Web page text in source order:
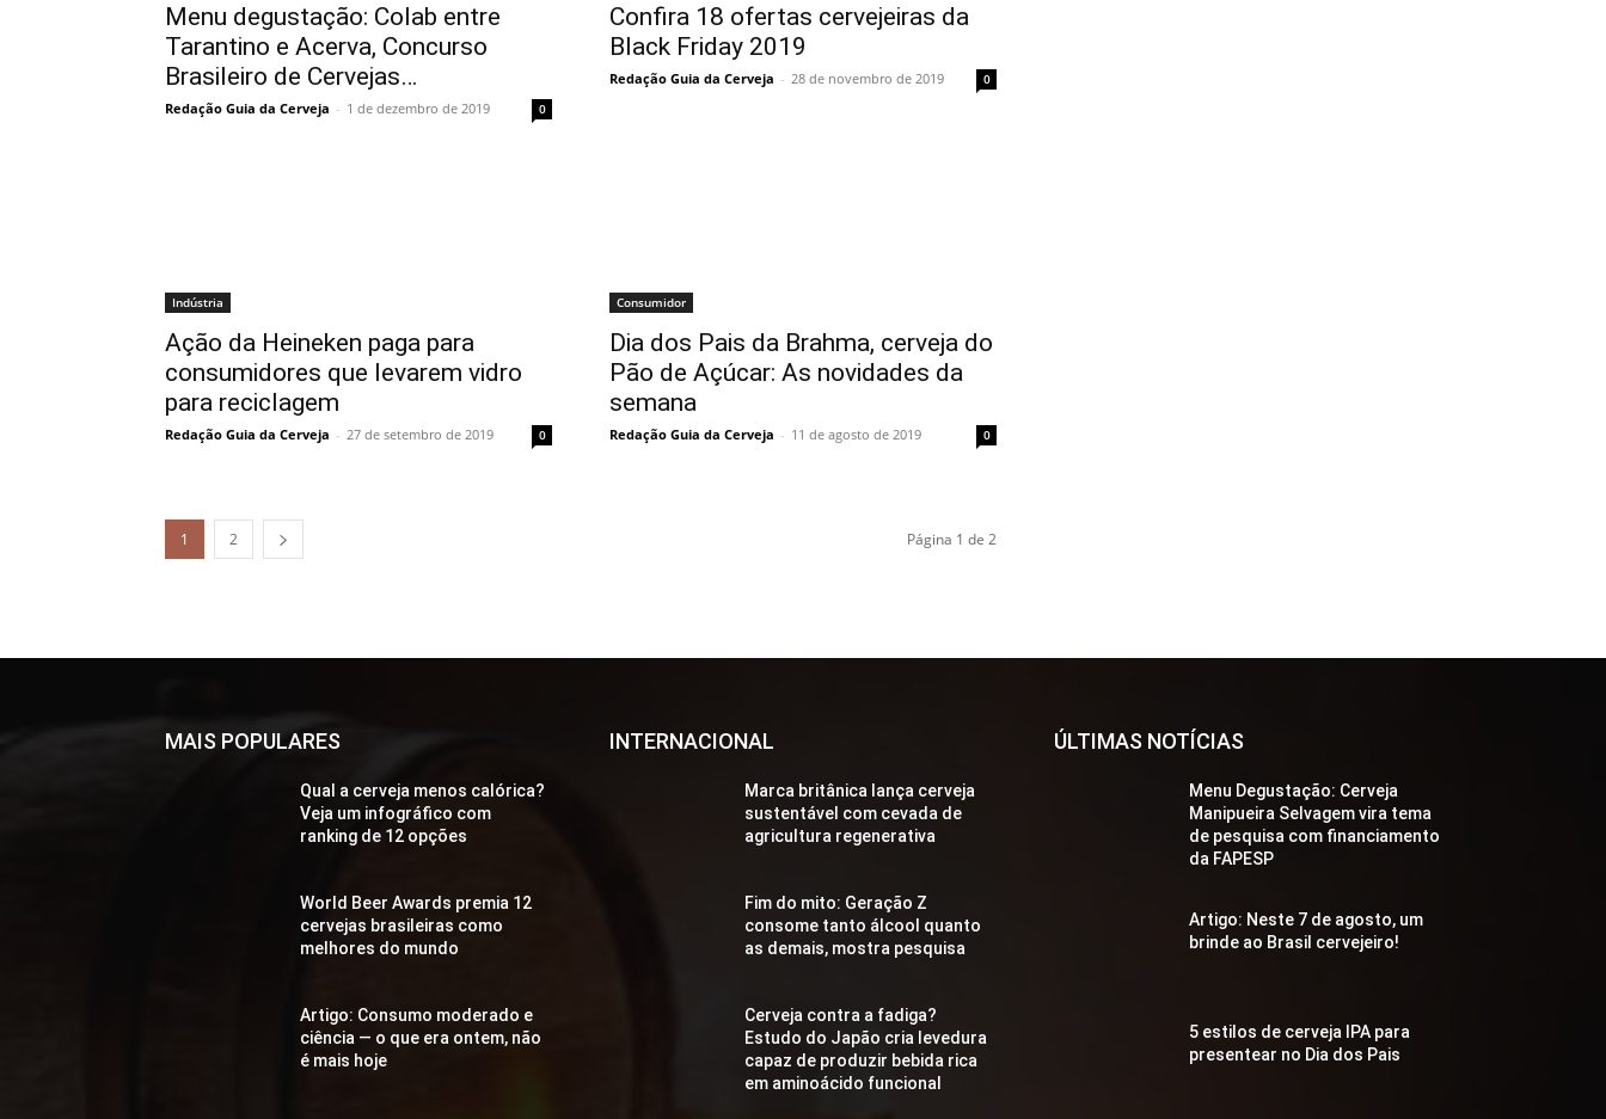
Menu degustação: Colab entre
Tarantino e Acerva, Concurso
Brasileiro de Cervejas…
Redação Guia da Cerveja - 1 de dezembro de 2019 0
Confira 18 ofertas cervejeiras da
Black Friday 2019
Redação Guia da Cerveja - 28 de novembro de 2019 0
Indústria
Ação da Heineken paga para
consumidores que levarem vidro
para reciclagem
Redação Guia da Cerveja - 27 de setembro de 2019 0
Consumidor
Dia dos Pais da Brahma, cerveja do
Pão de Açúcar: As novidades da
semana
Redação Guia da Cerveja - 11 de agosto de 2019 0
1 2 Página 1 de 2
MAIS POPULARES
Qual a cerveja menos calórica?
Veja um infográfico com
ranking de 12 opções
World Beer Awards premia 12
cervejas brasileiras como
melhores do mundo
Artigo: Consumo moderado e
ciência — o que era ontem, não
é mais hoje
INTERNACIONAL
Marca britânica lança cerveja
sustentável com cevada de
agricultura regenerativa
Fim do mito: Geração Z
consome tanto álcool quanto
as demais, mostra pesquisa
Cerveja contra a fadiga?
Estudo do Japão cria levedura
capaz de produzir bebida rica
em aminoácido funcional
ÚLTIMAS NOTÍCIAS
Menu Degustação: Cerveja
Manipueira Selvagem vira tema
de pesquisa com financiamento
da FAPESP
Artigo: Neste 7 de agosto, um
brinde ao Brasil cervejeiro!
5 estilos de cerveja IPA para
presentear no Dia dos Pais